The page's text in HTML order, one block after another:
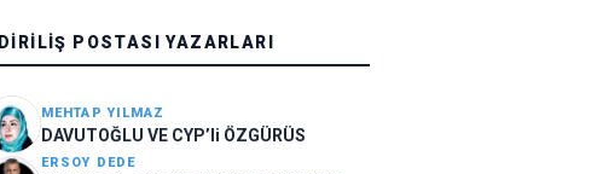
DIRILIŞ POSTASI YAZARLARI
MEHTAP YILMAZ
DAVUTOĞLU VE CYP’li ÖZGÜRÜS
ERSOY DEDE